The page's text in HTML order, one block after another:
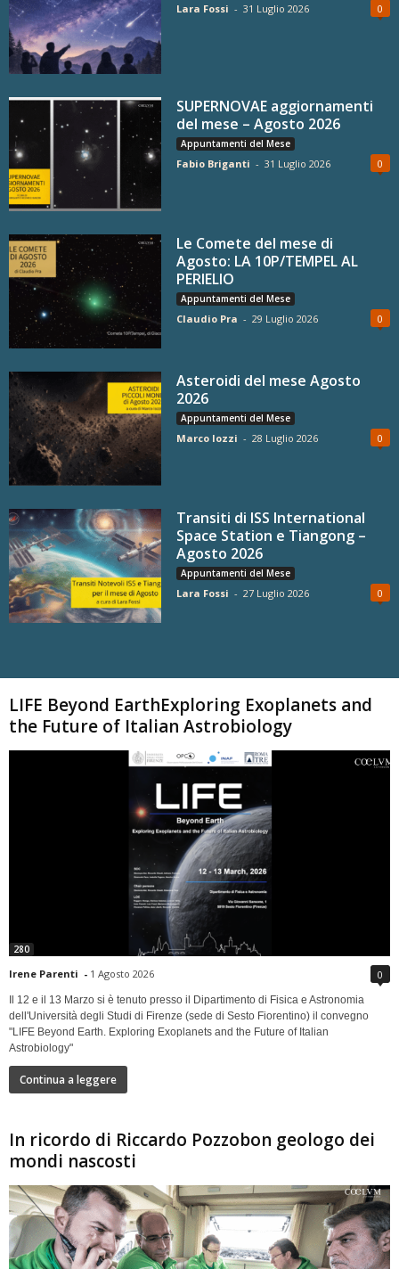
Lara Fossi - 31 Luglio 2026 0
SUPERNOVAE aggiornamenti
del mese – Agosto 2026
Appuntamenti del Mese
Fabio Briganti - 31 Luglio 2026 0
Le Comete del mese di
Agosto: LA 10P/TEMPEL AL
PERIELIO
Appuntamenti del Mese
Claudio Pra - 29 Luglio 2026 0
Asteroidi del mese Agosto
2026
Appuntamenti del Mese
Marco Iozzi - 28 Luglio 2026 0
Transiti di ISS International
Space Station e Tiangong –
Agosto 2026
Appuntamenti del Mese
Lara Fossi - 27 Luglio 2026 0
LIFE Beyond EarthExploring Exoplanets and
the Future of Italian Astrobiology
280
Irene Parenti - 1 Agosto 2026 0
Il 12 e il 13 Marzo si è tenuto presso il Dipartimento di Fisica e Astronomia
dell'Università degli Studi di Firenze (sede di Sesto Fiorentino) il convegno
"LIFE Beyond Earth. Exploring Exoplanets and the Future of Italian
Astrobiology"
Continua a leggere
In ricordo di Riccardo Pozzobon geologo dei
mondi nascosti